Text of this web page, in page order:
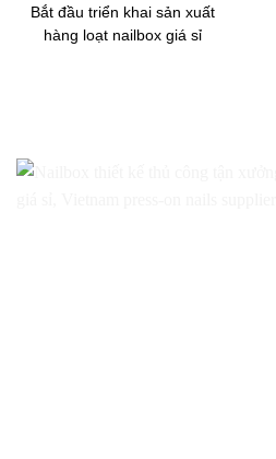
Bắt đầu triển khai sản xuất
hàng loạt nailbox giá sỉ